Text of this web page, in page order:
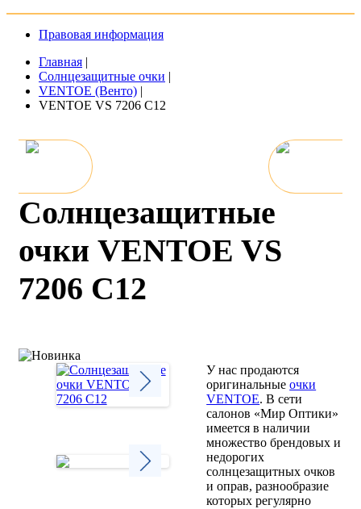
Правовая информация
Главная |
Солнцезащитные очки |
VENTOE (Венто) |
VENTOE VS 7206 C12
Солнцезащитные
очки VENTOE VS
7206 C12
У нас продаются
оригинальныеочки
VENTOE. В сети
салонов «Мир Оптики»
имеется в наличии
множество брендовых и
недорогих
солнцезащитных очков
и оправ, разнообразие
которых регулярно